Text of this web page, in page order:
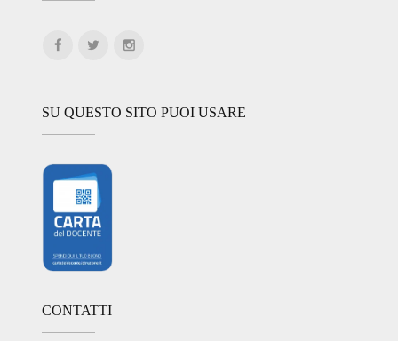
SU QUESTO SITO PUOI USARE
CONTATTI